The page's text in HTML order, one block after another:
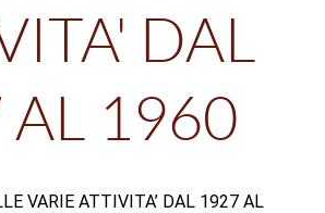
DAL
AL 1960
VARIE ATTIVITA’ DAL 1927 AL